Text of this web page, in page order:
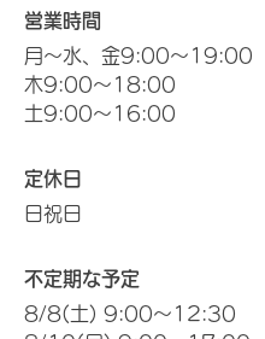
営業時間
月～水、金9:00～19:00
木9:00～18:00
土9:00～16:00
定休日
日祝日
不定期な予定
8/8(土) 9:00～12:30